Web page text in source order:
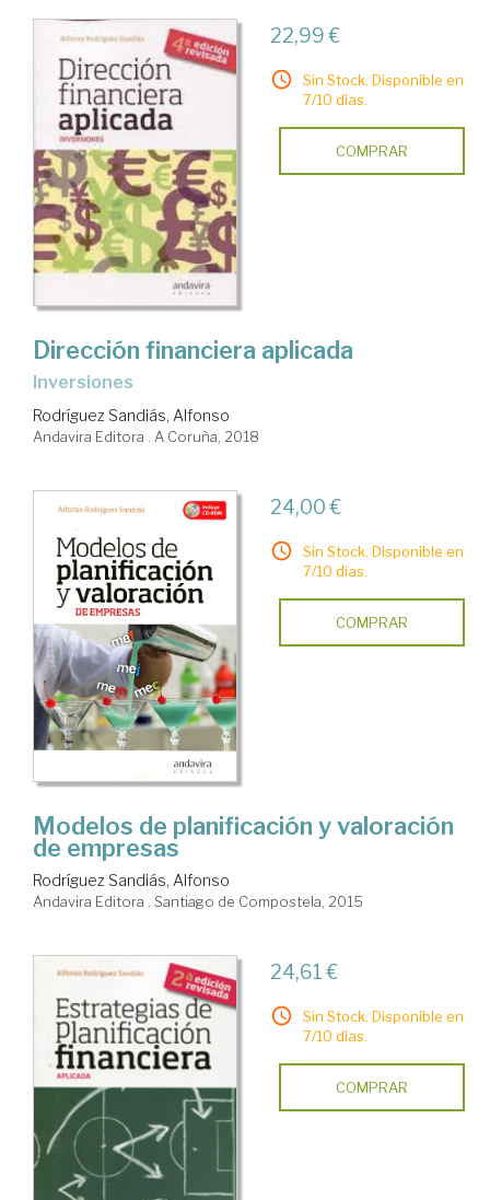
22,99 €
Sin Stock. Disponible en
7/10 días.
COMPRAR
Dirección financiera aplicada
inversiones
Rodríguez Sandiás, Alfonso
Andavira Editora . A Coruña, 2018
24,00 €
Sin Stock. Disponible en
7/10 días.
COMPRAR
Modelos de planificación y valoración
de empresas
Rodríguez Sandiás, Alfonso
Andavira Editora . Santiago de Compostela, 2015
24,61 €
Sin Stock. Disponible en
7/10 días.
COMPRAR